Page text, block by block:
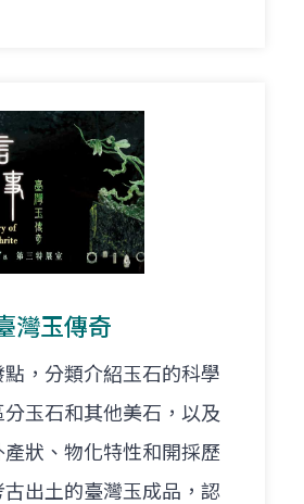
灣玉傳奇
，分類介紹玉石的科學
玉石和其他美石，以及
狀、物化特性和開採歷
古出土的臺灣玉成品，認